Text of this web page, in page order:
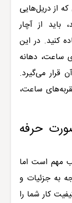
از دریل‌هایی
باید از آچار
کنید. در این
ساعت، دهانه
قرار می‌گیرد.
ساعت،
حرفه
مهم است اما
به جزئیات و
کار شما را